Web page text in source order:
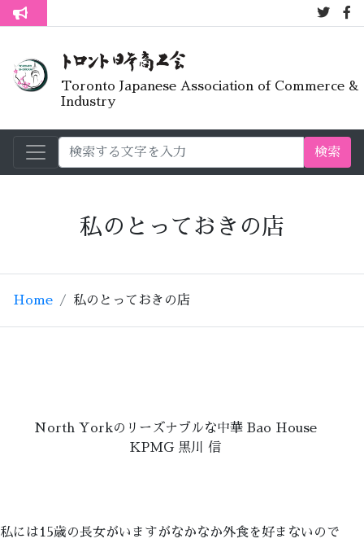
トロント生活不安疑問質問懇談会
7月オープンラ
Toronto Japanese Association of Commerce &
Industry
検索
私のとっておきの店
Home 私のとっておきの店
North Yorkのリーズナブルな中華 Bao House
KPMG 黒川 信
私には15歳の長女がいますがなかなか外食を好まないので